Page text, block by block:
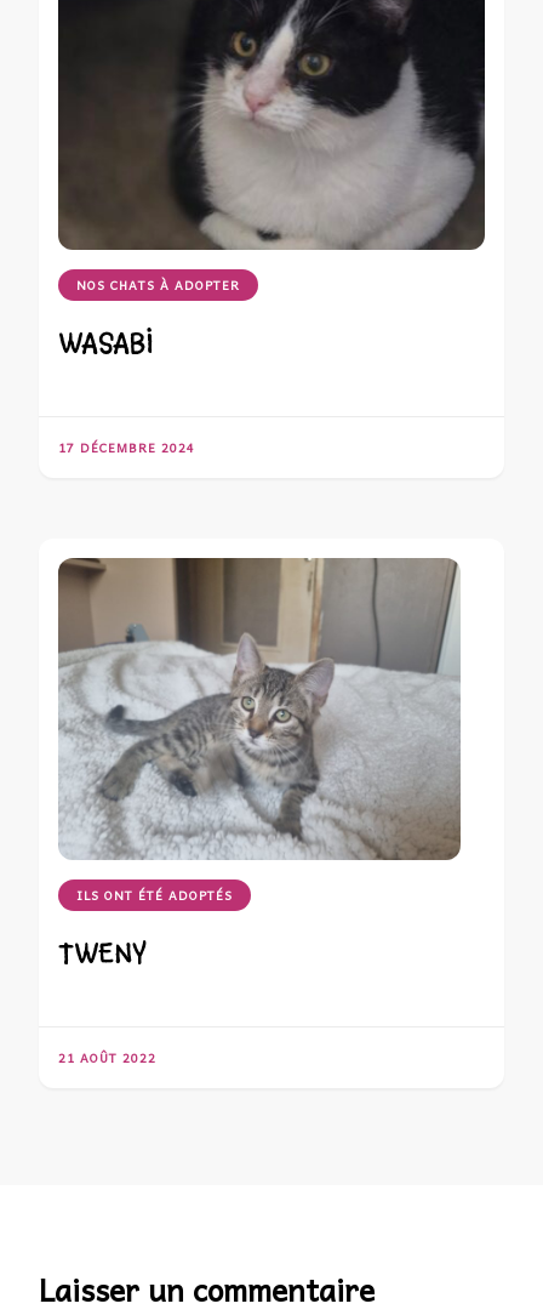
NOS CHATS À ADOPTER
WASABI
17 DÉCEMBRE 2024
ILS ONT ÉTÉ ADOPTÉS
TWENY
21 AOÛT 2022
Laisser un commentaire